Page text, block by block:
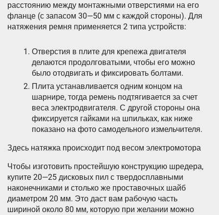
расстоянию между монтажными отверстиями на его
фланце (с запасом 30—50 мм с каждой стороны). Для
натяжения ремня применяется 2 типа устройств:
Отверстия в плите для крепежа двигателя
делаются продолговатыми, чтобы его можно
было отодвигать и фиксировать болтами.
Плита устанавливается одним концом на
шарнире, тогда ремень подтягивается за счет
веса электродвигателя. С другой стороны она
фиксируется гайками на шпильках, как ниже
показано на фото самодельного измельчителя.
Здесь натяжка происходит под весом электромотора
Чтобы изготовить простейшую конструкцию шредера,
купите 20—25 дисковых пил с твердосплавными
наконечниками и столько же проставочных шайб
диаметром 20 мм. Это даст вам рабочую часть
шириной около 80 мм, которую при желании можно